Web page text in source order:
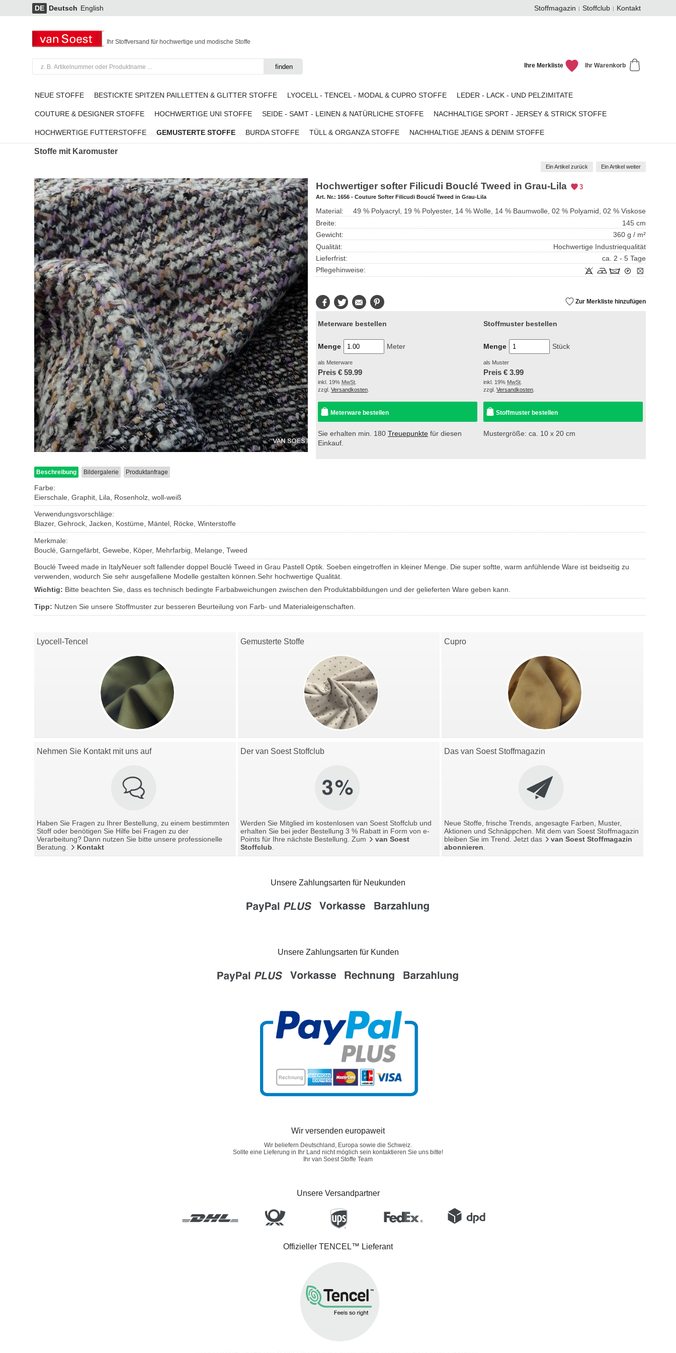
DE Deutsch English Stoffmagazin Stoffclub Kontakt
Ihr Stoffversand für hochwertige und modische Stoffe
Ihr Warenkorb
Ihre Merkliste
NEUE STOFFE BESTICKTE SPITZEN PAILLETTEN & GLITTER STOFFE LYOCELL - TENCEL - MODAL & CUPRO STOFFE LEDER - LACK - UND PELZIMITATE
COUTURE & DESIGNER STOFFE HOCHWERTIGE UNI STOFFE SEIDE - SAMT - LEINEN & NATÜRLICHE STOFFE NACHHALTIGE SPORT - JERSEY & STRICK STOFFE
HOCHWERTIGE FUTTERSTOFFE GEMUSTERTE STOFFE BURDA STOFFE TÜLL & ORGANZA STOFFE NACHHALTIGE JEANS & DENIM STOFFE
Gemusterte Stoffe /Stoffe mit Karomuster /Hochwertiger softer Filicudi Bouclé Tweed in Grau-Lila
Stoffe mit Karomuster
Ein Artikel zurück Ein Artikel weiter
Hochwertiger softer Filicudi Bouclé Tweed in Grau-Lila 3
Art. Nr.: 1656 - Couture Softer Filicudi Bouclé Tweed in Grau-Lila
Material:
49 % Polyacryl, 19 % Polyester, 14 % Wolle, 14 % Baumwolle, 02 % Polyamid, 02 % Viskose
Breite:
145 cm
Gewicht:
360 g / m²
Qualität:
Hochwertige Industriequalität
Lieferfrist:
ca. 2 - 5 Tage
Pflegehinweise:
FacebookTwitter E-
Mail
Zur Merkliste hinzufügen
Meterware bestellen
Menge Meter
als Meterware
Preis € 59.99
inkl. 19% MwSt
zzgl. Versandkosten
Meterware bestellen
Sie erhalten min. 180 Treuepunkte für diesen
Einkauf.
Stoffmuster bestellen
Menge Stück
als Muster
Preis €3.99
inkl. 19% MwSt
zzgl.Versandkosten
Stoffmuster bestellen
Mustergröße: ca. 10 x 20 cm
Beschreibung Bildergalerie Produktanfrage
Farbe:
Eierschale, Graphit, Lila, Rosenholz, woll-weiß
Verwendungsvorschläge:
Blazer, Gehrock, Jacken, Kostüme, Mäntel, Röcke, Winterstoffe
Merkmale:
Bouclé, Garngefärbt, Gewebe, Köper, Mehrfarbig, Melange, Tweed
Bouclé Tweed made in ItalyNeuer soft fallender doppel Bouclé Tweed in Grau Pastell Optik. Soeben eingetroffen in kleiner Menge. Die super softte, warm anfühlende Ware ist beidseitig zu
verwenden, wodurch Sie sehr ausgefallene Modelle gestalten können.Sehr hochwertige Qualität.
Wichtig: Bitte beachten Sie, dass es technisch bedingte Farbabweichungen zwischen den Produktabbildungen und der gelieferten Ware geben kann.
Tipp: Nutzen Sie unsere Stoffmuster zur besseren Beurteilung von Farb- und Materialeigenschaften.
Lyocell-Tencel Gemusterte Stoffe Cupro
Nehmen Sie Kontakt mit uns auf
Haben Sie Fragen zu Ihrer Bestellung, zu einem bestimmten
Stoff oder benötigen Sie Hilfe bei Fragen zu der
Verarbeitung? Dann nutzen Sie bitte unsere professionelle
Beratung.
Kontakt
Der van Soest Stoffclub
Werden Sie Mitglied im kostenlosen van Soest Stoffclub und
erhalten Sie bei jeder Bestellung 3 % Rabatt in Form von e-
Points für Ihre nächste Bestellung. Zum
van Soest
Stoffclub
Das van Soest Stoffmagazin
Neue Stoffe, frische Trends, angesagte Farben, Muster,
Aktionen und Schnäppchen. Mit dem van Soest Stoffmagazin
bleiben Sie im Trend. Jetzt das
van Soest Stoffmagazin
abonnieren
Unsere Zahlungsarten für Neukunden
Unsere Zahlungsarten für Kunden
Wir versenden europaweit
Wir beliefern Deutschland, Europa sowie die Schweiz.
Sollte eine Lieferung in Ihr Land nicht möglich sein kontaktieren Sie uns bitte!
Ihr van Soest Stoffe Team
Unsere Versandpartner
Offizieller TENCEL™ Lieferant